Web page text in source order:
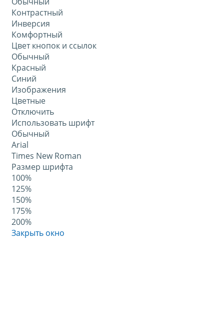
Контрастный
Инверсия
Комфортный
Цвет кнопок и ссылок
Обычный
Красный
Синий
Изображения
Цветные
Отключить
Использовать шрифт
Обычный
Arial
Times New Roman
Размер шрифта
100%
125%
150%
175%
200%
Закрыть окно